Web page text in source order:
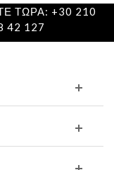
ΤΩΡΑ: +30 210
42 127